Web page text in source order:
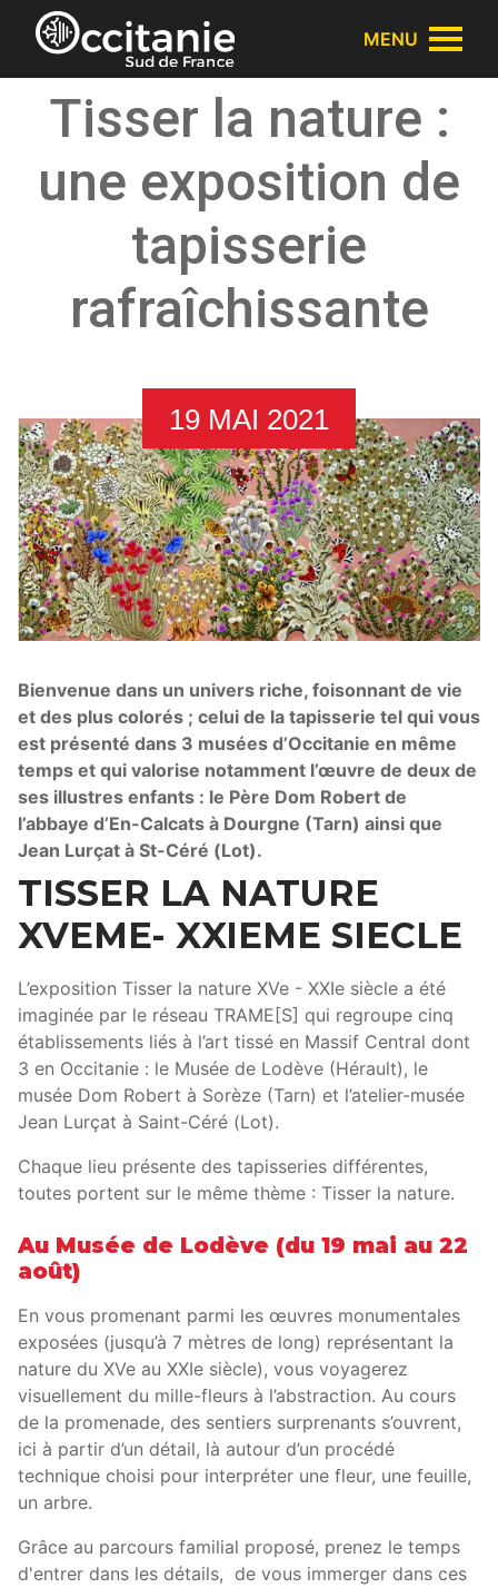
Panneau de gestion des cookies
MENU
Tisser la nature :
une exposition de
tapisserie
rafraîchissante
19 MAI 2021
Bienvenue dans un univers riche, foisonnant de vie
et des plus colorés ; celui de la tapisserie tel qui vous
est présenté dans 3 musées d’Occitanie en même
temps et qui valorise notamment l’œuvre de deux de
ses illustres enfants : le Père Dom Robert de
l’abbaye d’En-Calcats à Dourgne (Tarn) ainsi que
Jean Lurçat à St-Céré (Lot).
TISSER LA NATURE
XVEME- XXIEME SIECLE
L’exposition Tisser la nature XVe - XXIe siècle a été
imaginée par le réseau TRAME[S] qui regroupe cinq
établissements liés à l’art tissé en Massif Central dont
3 en Occitanie : le Musée de Lodève (Hérault), le
musée Dom Robert à Sorèze (Tarn) et l’atelier-musée
Jean Lurçat à Saint-Céré (Lot).
Chaque lieu présente des tapisseries différentes,
toutes portent sur le même thème : Tisser la nature.
Au Musée de Lodève (du 19 mai au 22
août)
En vous promenant parmi les œuvres monumentales
exposées (jusqu’à 7 mètres de long) représentant la
nature du XVe au XXIe siècle), vous voyagerez
visuellement du mille-fleurs à l’abstraction. Au cours
de la promenade, des sentiers surprenants s’ouvrent,
ici à partir d’un détail, là autour d’un procédé
technique choisi pour interpréter une fleur, une feuille,
un arbre.
Grâce au parcours familial proposé, prenez le temps
d'entrer dans les détails, de vous immerger dans ces